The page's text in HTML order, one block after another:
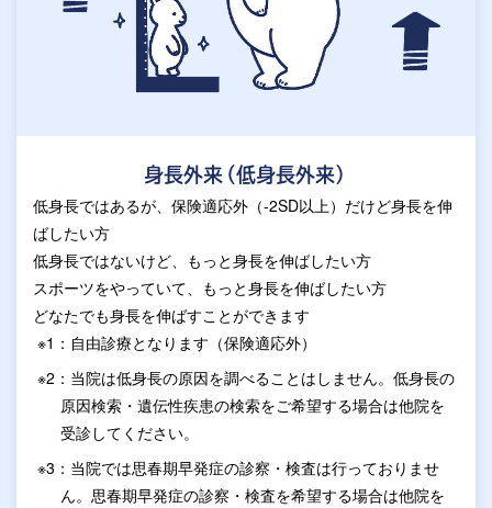
身長外来（低身長外来）
低身長ではあるが、保険適応外（-2SD以上）だけど身長を伸
ばしたい方
低身長ではないけど、もっと身長を伸ばしたい方
スポーツをやっていて、もっと身長を伸ばしたい方
どなたでも身長を伸ばすことができます
※1：自由診療となります（保険適応外）
※2：当院は低身長の原因を調べることはしません。低身長の
原因検索・遺伝性疾患の検索をご希望する場合は他院を
受診してください。
※3：当院では思春期早発症の診察・検査は行っておりませ
ん。思春期早発症の診察・検査を希望する場合は他院を